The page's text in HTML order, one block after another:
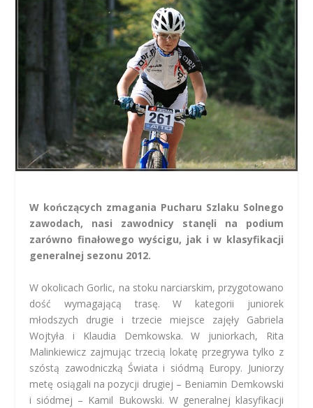
W kończących zmagania Pucharu Szlaku Solnego
zawodach, nasi zawodnicy stanęli na podium
zarówno finałowego wyścigu, jak i w klasyfikacji
generalnej sezonu 2012.
W okolicach Gorlic, na stoku narciarskim, przygotowano
dość wymagającą trasę. W kategorii juniorek
młodszych drugie i trzecie miejsce zajęły Gabriela
Wojtyła i Klaudia Demkowska. W juniorkach, Rita
Malinkiewicz zajmując trzecią lokatę przegrywa tylko z
szóstą zawodniczką Świata i siódmą Europy. Juniorzy
metę osiągali na pozycji drugiej – Beniamin Demkowski
i siódmej – Kamil Bukowski. W generalnej klasyfikacji